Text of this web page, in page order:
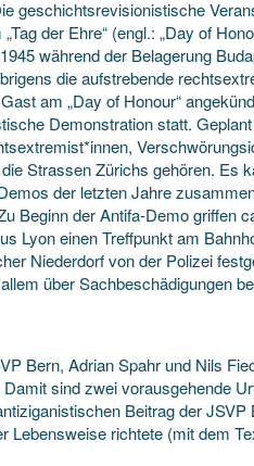
geschichtsrevisionistische
der Ehre“ (engl.: „Day of
während der Belagerung
die aufstrebende
am „Day of Honour“
Demonstration statt.
Strassen Zürichs gehören. Es
der letzten Jahre
Beginn der Antifa-Demo griffen
Lyon einen Treffpunkt am
Niederdorf von der Polizei
über Sachbeschädigungen
Bern, Adrian Spahr und Nils
sind zwei vorausgehende
Beitrag der
Lebensweise richtete (mit dem